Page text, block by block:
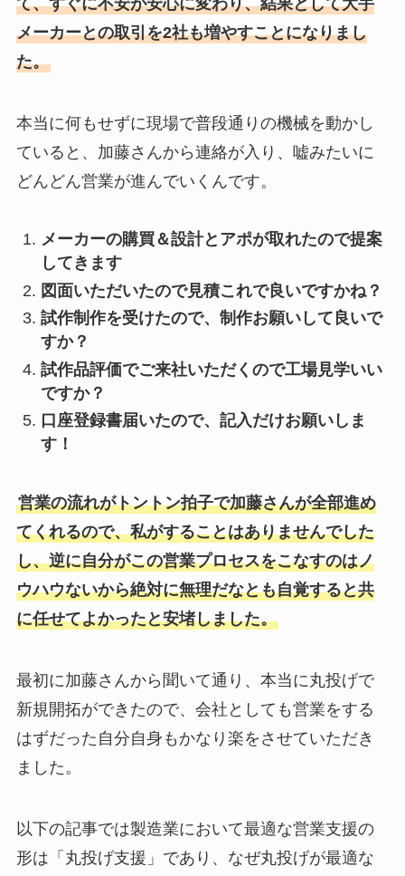
メーカーとの取引を2社も増やすことになりまし
た。
本当に何もせずに現場で普段通りの機械を動かし
ていると、加藤さんから連絡が入り、嘘みたいに
どんどん営業が進んでいくんです。
メーカーの購買＆設計とアポが取れたので提案
してきます
図面いただいたので見積これで良いですかね？
試作制作を受けたので、制作お願いして良いで
すか？
試作品評価でご来社いただくので工場見学いい
ですか？
口座登録書届いたので、記入だけお願いしま
す！
営業の流れがトントン拍子で加藤さんが全部進め
てくれるので、私がすることはありませんでした
し、逆に自分がこの営業プロセスをこなすのはノ
ウハウないから絶対に無理だなとも自覚すると共
に任せてよかったと安堵しました。
最初に加藤さんから聞いて通り、本当に丸投げで
新規開拓ができたので、会社としても営業をする
はずだった自分自身もかなり楽をさせていただき
ました。
以下の記事では製造業において最適な営業支援の
形は「丸投げ支援」であり、なぜ丸投げが最適な